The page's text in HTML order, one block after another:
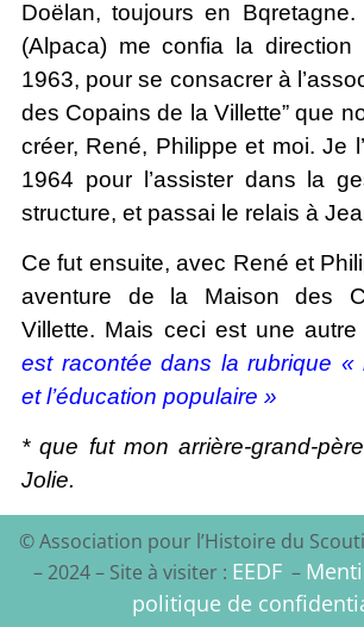
Doëlan, toujours en
(Alpaca) me confia la
1963, pour se consacrer à
des Copains de la Villette” que
créer, René, Philippe et moi. Je
1964 pour l’assister dans la
structure, et passai le relais à
Ce fut ensuite, avec René et
aventure de la Maison des
Villette. Mais ceci est une
est racontée dans la rubrique «
et l’éducation populaire »
* que fut mon arrière-grand-
Jolie.
© Association pour l’Histoire du
– 2024 – Site à visiter : EEDF–
politique de